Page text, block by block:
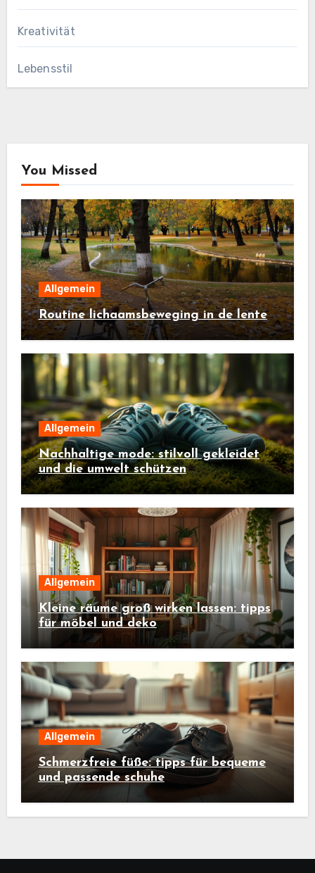
Kreativität
Lebensstil
You Missed
Allgemein
Routine lichaamsbeweging in de lente
Allgemein
Nachhaltige mode: stilvoll gekleidet
und die umwelt schützen
Allgemein
Kleine räume groß wirken lassen: tipps
für möbel und deko
Allgemein
Schmerzfreie füße: tipps für bequeme
und passende schuhe